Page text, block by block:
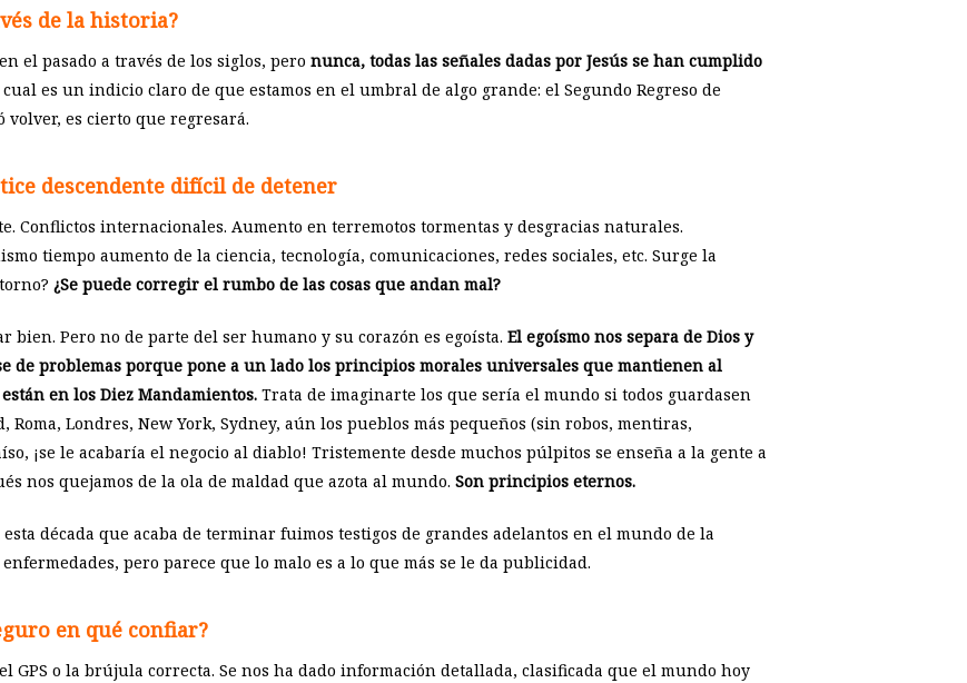
de la historia?
el pasado a través de los siglos, pero nunca, todas las señales dadas por Jesús se han cumplido
cual es un indicio claro de que estamos en el umbral de algo grande: el Segundo Regreso de
volver, es cierto que regresará.
descendente difícil de detener
Conflictos internacionales. Aumento en terremotos tormentas y desgracias naturales.
tiempo aumento de la ciencia, tecnología, comunicaciones, redes sociales, etc. Surge la
¿Se puede corregir el rumbo de las cosas que andan mal?
bien. Pero no de parte del ser humano y su corazón es egoísta. El egoísmo nos separa de Dios y
de problemas porque pone a un lado los principios morales universales que mantienen al
en los Diez Mandamientos. Trata de imaginarte los que sería el mundo si todos guardasen
Londres, New York, Sydney, aún los pueblos más pequeños (sin robos, mentiras,
¡se le acabaría el negocio al diablo! Tristemente desde muchos púlpitos se enseña a la gente a
nos quejamos de la ola de maldad que azota al mundo. Son principios eternos.
década que acaba de terminar fuimos testigos de grandes adelantos en el mundo de la
pero parece que lo malo es a lo que más se le da publicidad.
en qué confiar?
GPS o la brújula correcta. Se nos ha dado información detallada, clasificada que el mundo hoy